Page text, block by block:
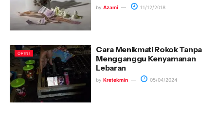
by Azami 11/12/2018
OPINI
Cara Menikmati Rokok Tanpa
Mengganggu Kenyamanan
Lebaran
by Kretekmin 05/04/2024